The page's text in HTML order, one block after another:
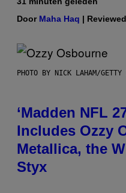
Door Maha Haq |
PHOTO BY NICK LAHAM/GETTY
‘Madden NFL
Includes Ozzy
Metallica, the
Styx